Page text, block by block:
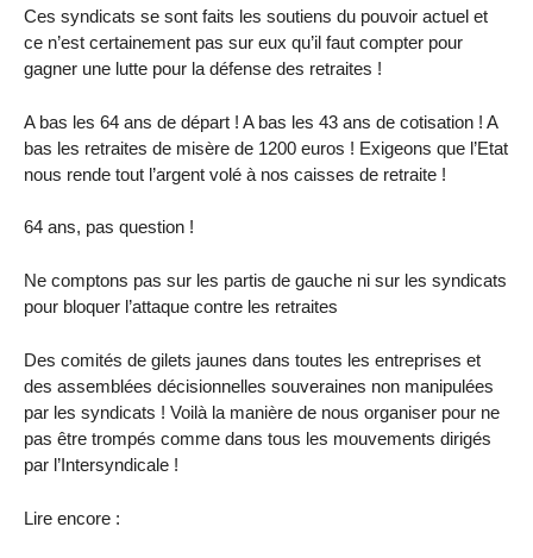
Ces syndicats se sont faits les soutiens du pouvoir actuel et
ce n’est certainement pas sur eux qu’il faut compter pour
gagner une lutte pour la défense des retraites !
A bas les 64 ans de départ ! A bas les 43 ans de cotisation ! A
bas les retraites de misère de 1200 euros ! Exigeons que l’Etat
nous rende tout l’argent volé à nos caisses de retraite !
64 ans, pas question !
Ne comptons pas sur les partis de gauche ni sur les syndicats
pour bloquer l’attaque contre les retraites
Des comités de gilets jaunes dans toutes les entreprises et
des assemblées décisionnelles souveraines non manipulées
par les syndicats ! Voilà la manière de nous organiser pour ne
pas être trompés comme dans tous les mouvements dirigés
par l’Intersyndicale !
Lire encore :